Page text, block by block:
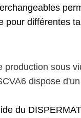
pour différentes
production sous
dispose
du